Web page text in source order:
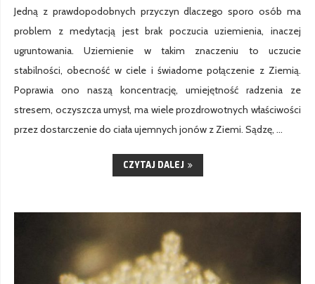
Jedną z prawdopodobnych przyczyn dlaczego sporo osób ma
problem z medytacją jest brak poczucia uziemienia, inaczej
ugruntowania. Uziemienie w takim znaczeniu to uczucie
stabilności, obecność w ciele i świadome połączenie z Ziemią.
Poprawia ono naszą koncentrację, umiejętność radzenia ze
stresem, oczyszcza umysł, ma wiele prozdrowotnych właściwości
przez dostarczenie do ciała ujemnych jonów z Ziemi. Sądzę, …
CZYTAJ DALEJ